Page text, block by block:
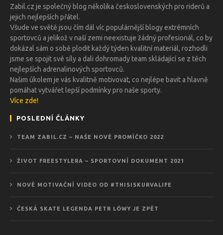
Zabil.cz je společný blog několika československých pro riderů a
jejich nejlepších přátel.
Všude ve světě jsou čím dál víc populárnější blogy extrémních
sportovců a jelikož v naší zemi neexistuje žádný profesionál, co by
dokázal sám o sobě plodit každý týden kvalitní materiál, rozhodli
jsme se spojit své síly a dali dohromady team skládající se z těch
nejlepších adrenalinových sportovců.
Našim úkolem je vás kvalitně motivovat, co nejlépe bavit a hlavně
pomáhat vytvářet lepší podmínky pro naše sporty.
Více zde!
POSLEDNÍ ČLÁNKY
TEAM ZABIL.CZ – NAŠE NOVÉ PROMÍČKO 2022
ŽIVOT FREESTYLERA – SPORTOVNÍ DOKUMENT 2021
NOVÉ MOTIVAČNÍ VIDEO OD #THISISKURVALIFE
ČESKÁ SKATE LEGENDA PETR LÖWY JE ZPĚT